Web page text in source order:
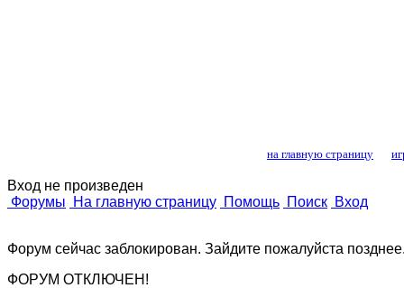
на главную страницу
Вход не произведен
Форумы
На главную страницу Помощь Поиск Вход
Форум сейчас заблокирован. Зайдите пожалуйста
ФОРУМ ОТКЛЮЧЕН!